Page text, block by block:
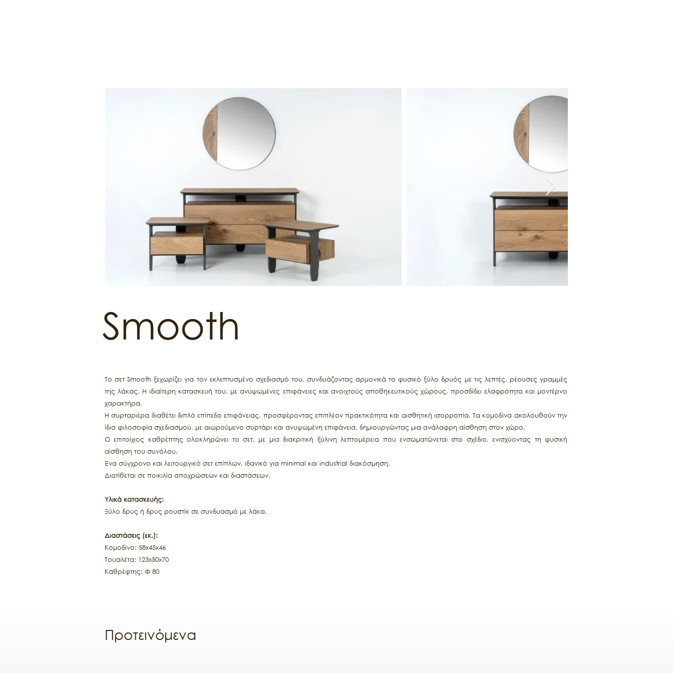
Smooth
Το σετ Smooth ξεχωρίζει για τον εκλεπτυσμένο σχεδιασμό του, συνδυάζοντας αρμονικά το φυσικό ξύλο δρυός με τις λεπτές, ρέουσες γραμμές
της λάκας. Η ιδιαίτερη κατασκευή του, με ανυψωμένες επιφάνειες και ανοιχτούς αποθηκευτικούς χώρους, προσδίδει ελαφρότητα και μοντέρνο
χαρακτήρα.
Η συρταριέρα διαθέτει διπλό επίπεδο επιφάνειας, προσφέροντας επιπλέον πρακτικότητα και αισθητική ισορροπία. Τα κομοδίνα ακολουθούν την
ίδια φιλοσοφία σχεδιασμού, με αιωρούμενο συρτάρι και ανυψωμένη επιφάνεια, δημιουργώντας μια ανάλαφρη αίσθηση στον χώρο.
Ο επιτοίχιος καθρέπτης ολοκληρώνει το σετ, με μια διακριτική ξύλινη λεπτομέρεια που ενσωματώνεται στο σχέδιο, ενισχύοντας τη φυσική
αίσθηση του συνόλου.
Ένα σύγχρονο και λειτουργικό σετ επίπλων, ιδανικό για minimal και industrial διακόσμηση.
Διατίθεται σε ποικιλία αποχρώσεων και διαστάσεων.
Υλικά κατασκευής:
Ξύλο δρυς ή δρυς ρουστίκ σε συνδυασμό με λάκα.
Διαστάσεις (εκ.):
Κομοδίνο: 58x45x46
Τουαλέτα: 123x50x70
Καθρέφτης: Φ 80
Προτεινόμενα